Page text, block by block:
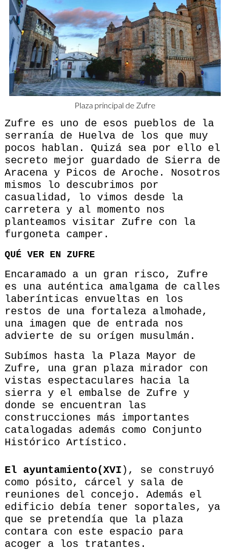
Plaza principal de Zufre
Zufre es uno de esos pueblos de la
serranía de Huelva de los que muy
pocos hablan. Quizá sea por ello el
secreto mejor guardado de Sierra de
Aracena y Picos de Aroche. Nosotros
mismos lo descubrimos por
casualidad, lo vimos desde la
carretera y al momento nos
planteamos visitar Zufre con la
furgoneta camper.
QUÉ VER EN ZUFRE
Encaramado a un gran risco, Zufre
es una auténtica amalgama de calles
laberínticas envueltas en los
restos de una fortaleza almohade,
una imagen que de entrada nos
advierte de su orígen musulmán.
Subímos hasta la Plaza Mayor de
Zufre, una gran plaza mirador con
vistas espectaculares hacia la
sierra y el embalse de Zufre y
donde se encuentran las
construcciones más importantes
catalogadas además como Conjunto
Histórico Artístico.
El ayuntamiento(XVI ), se construyó
como pósito, cárcel y sala de
reuniones del concejo. Además el
edificio debía tener soportales, ya
que se pretendía que la plaza
contara con este espacio para
acoger a los tratantes.